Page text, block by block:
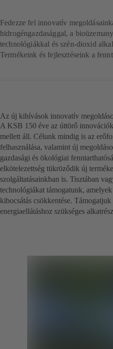
Fedezze fel innovatív
hidrogéngazdasággal, a
technológiákkal és szén-dioxid
Termékeink és fejlesztéseink a
Az új kihívások innovatív
A KSB 150 éve az úttörő
mellett áll. Célunk mindig is az
felhasználása, valamint új
gazdasági és ökológiai
elkötelezettség tükröződik új
szolgáltatásainkban is. Tisztában
technológiákat támogatunk,
kibocsátás csökkentése.
energiaellátáshoz szükséges